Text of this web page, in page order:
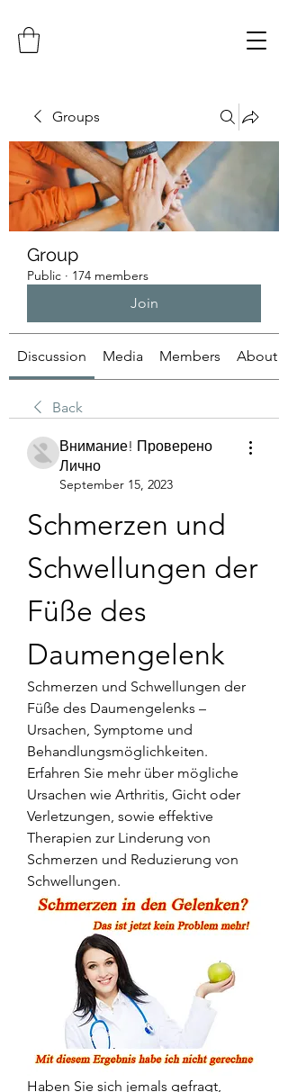
Groups
Group
Public · 174 members
Join
Discussion Media Members About
Back
Внимание! Проверено
Лично
September 15, 2023
Schmerzen und
Schwellungen der
Füße des
Daumengelenk
Schmerzen und Schwellungen der
Füße des Daumengelenks –
Ursachen, Symptome und
Behandlungsmöglichkeiten.
Erfahren Sie mehr über mögliche
Ursachen wie Arthritis, Gicht oder
Verletzungen, sowie effektive
Therapien zur Linderung von
Schmerzen und Reduzierung von
Schwellungen.
Haben Sie sich jemals gefragt,